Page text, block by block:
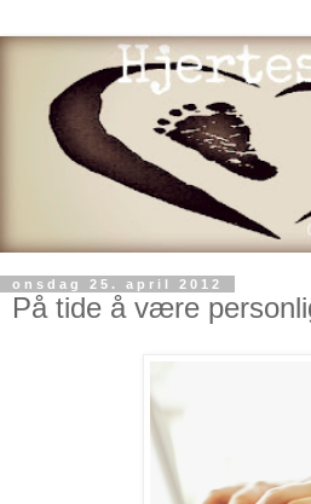
onsdag 25. april 2012
På tide å være